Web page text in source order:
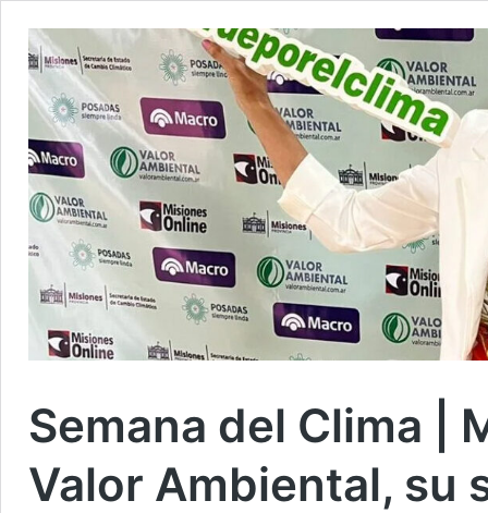
Semana del Clima |
Valor Ambiental, su